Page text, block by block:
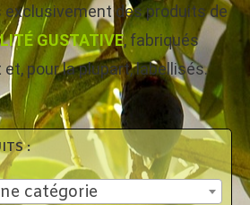
des produits de
GUSTATIVE, fabriqués
pour la plupart, labellisés.
:
catégorie